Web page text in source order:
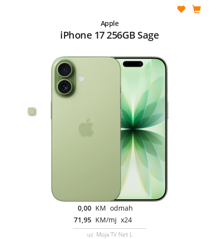
Apple
iPhone 17 256GB Sage
0,00 KM odmah
71,95 KM/mj x24
uz Moja TV Net L